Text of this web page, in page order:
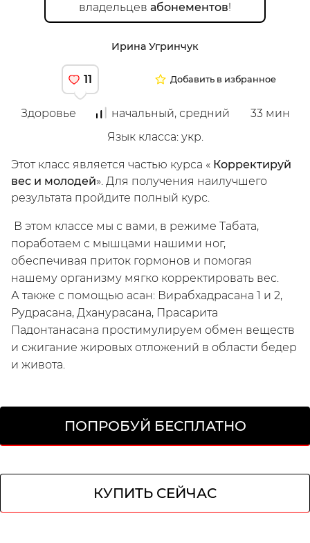
Мой
кабинет
/ Зарегистрируйся
владельцев абонементов!
Ирина Угринчук
11 Добавить в избранное
Здоровье начальный, средний 33 мин
Язык класса: укр.
Этот класс является частью курса « Корректируй
вес и молодей». Для получения наилучшего
результата пройдите полный курс.
В этом классе мы с вами, в режиме Табата,
поработаем с мышцами нашими ног,
обеспечивая приток гормонов и помогая
нашему организму мягко корректировать вес.
А также с помощью асан: Вирабхадрасана 1 и 2,
Рудрасана, Дханурасана, Прасарита
Падонтанасана простимулируем обмен веществ
и сжигание жировых отложений в области бедер
и живота.
ПОПРОБУЙ БЕСПЛАТНО
КУПИТЬ СЕЙЧАС